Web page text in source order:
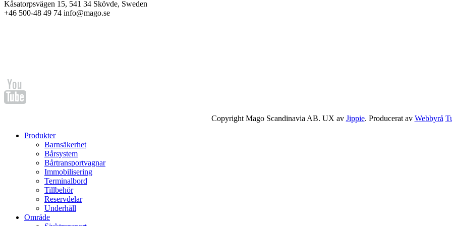
Kåsatorpsvägen 15, 541 34 Skövde, Sweden
+46 500-48 49 74 info@mago.se
Copyright Mago Scandinavia AB. UX av Jippie. Producerat av Webbyrå
Produkter
Barnsäkerhet
Bårsystem
Bårtransportvagnar
Immobilisering
Terminalbord
Tillbehör
Reservdelar
Underhåll
Område